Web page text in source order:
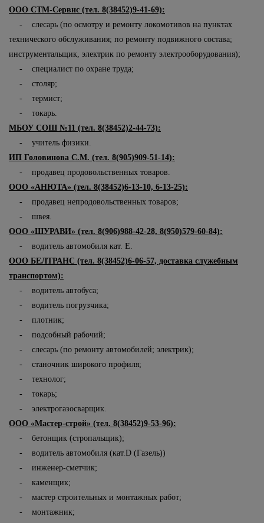
ООО СТМ-Сервис (тел. 8(38452)9-41-69):
- слесарь (по осмотру и ремонту локомотивов на пунктах
технического обслуживания; по ремонту подвижного состава;
инструментальщик, электрик по ремонту электрооборудования);
- специалист по охране труда;
- столяр;
- термист;
- токарь.
МБОУ СОШ №11 (тел. 8(38452)2-44-73):
- учитель физики.
ИП Головинова С.М. (тел. 8(905)909-51-14):
- продавец продовольственных товаров.
ООО «АНЮТА» (тел. 8(38452)6-13-10, 6-13-25):
- продавец непродовольственных товаров;
- швея.
ООО «ШУРАВИ» (тел. 8(906)988-42-28, 8(950)579-60-84):
- водитель автомобиля кат. Е.
ООО БЕЛТРАНС (тел. 8(38452)6-06-57, доставка служебным
транспортом):
- водитель автобуса;
- водитель погрузчика;
- плотник;
- подсобный рабочий;
- слесарь (по ремонту автомобилей; электрик);
- станочник широкого профиля;
- технолог;
- токарь;
- электрогазосварщик.
ООО «Мастер-строй» (тел. 8(38452)9-53-96):
- бетонщик (стропальщик);
- водитель автомобиля (кат.D (Газель))
- инженер-сметчик;
- каменщик;
- мастер строительных и монтажных работ;
- монтажник;